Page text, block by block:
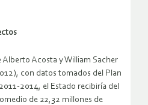
Alberto Acosta y William Sacher
con datos tomados del Plan
2014, el Estado recibiría del
de 22,32 millones de